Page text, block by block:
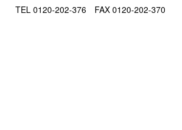
TEL 0120-202-376 FAX 0120-202-370